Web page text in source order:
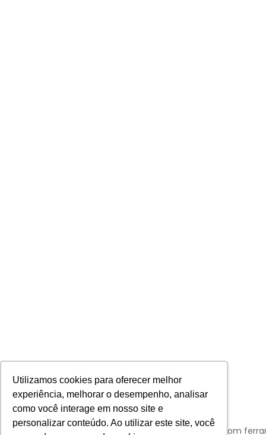
Utilizamos cookies para oferecer melhor
experiência, melhorar o desempenho, analisar
como você interage em nosso site e
personalizar conteúdo. Ao utilizar este site, você
Aviso: Nós da Franco Bachot utilizamos de cookies com